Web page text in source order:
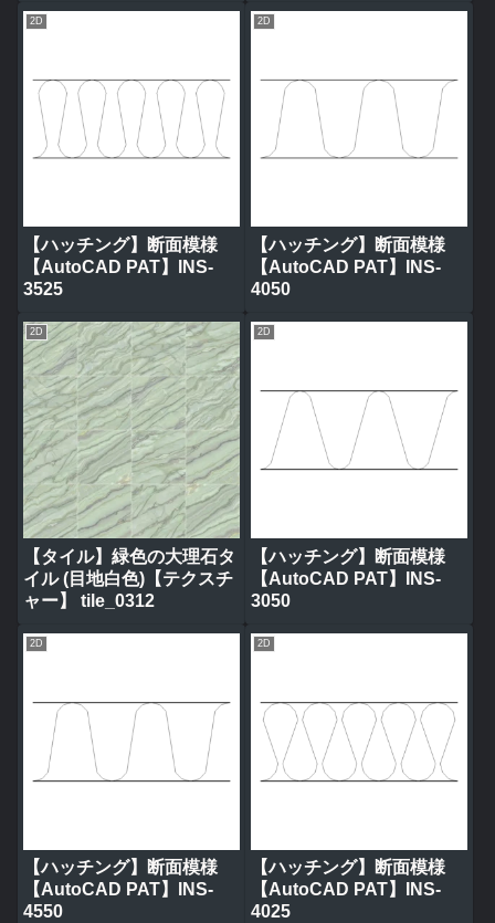
2D
【ハッチング】断面模様
【AutoCAD PAT】INS-
3525
2D
【ハッチング】断面模様
【AutoCAD PAT】INS-
4050
2D
【タイル】緑色の大理石タ
イル (目地白色)【テクスチ
ャー】 tile_0312
2D
【ハッチング】断面模様
【AutoCAD PAT】INS-
3050
2D
【ハッチング】断面模様
【AutoCAD PAT】INS-
4550
2D
【ハッチング】断面模様
【AutoCAD PAT】INS-
4025